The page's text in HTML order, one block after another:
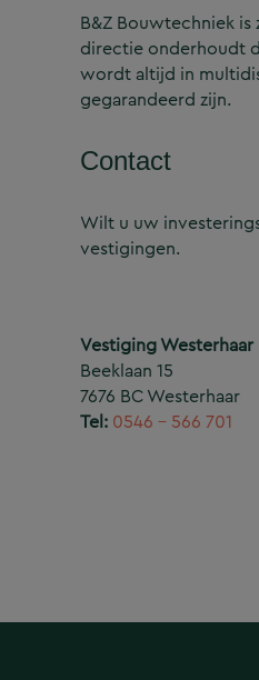
B&Z Bouwtechniek
directie onderhoudt
wordt altijd in
gegarandeerd zijn.
Contact
Wilt u uw
vestigingen.
Vestiging Westerhaar
Beeklaan 15
7676 BC Westerhaar
Tel: 0546 – 566 701